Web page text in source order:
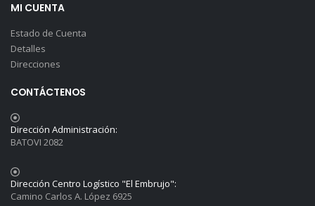
MI CUENTA
Estado de Cuenta
Detalles
Direcciones
CONTÁCTENOS
Dirección Administración:
BATOVI 2082
Dirección Centro Logístico "El Embrujo":
Camino Carlos A. López 6925